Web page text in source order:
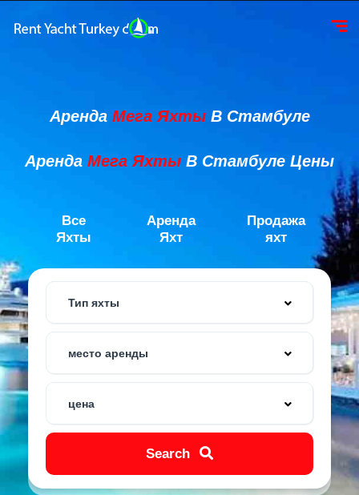
Аренда Мега Яхты В Стамбуле
Аренда Мега Яхты В Стамбуле Цены
Все
Яхты
Аренда
Яхт
Продажа
яхт
Тип яхты
место аренды
цена
Search